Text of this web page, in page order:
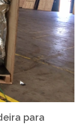
para